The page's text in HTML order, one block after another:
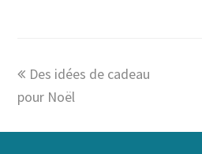
Des idées de cadeau
pour Noël